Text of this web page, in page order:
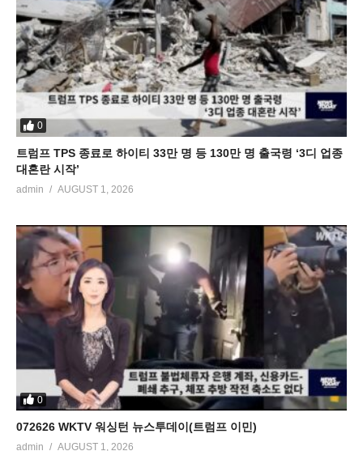
0
트럼프 TPS 종료로 하이티 33만 명 등 130만 명 출국령 ‘3디 업종
대혼란 시작’
admin AUGUST 1, 2026
0
072626 WKTV 워싱턴 뉴스투데이(트럼프 이민)
admin AUGUST 1, 2026